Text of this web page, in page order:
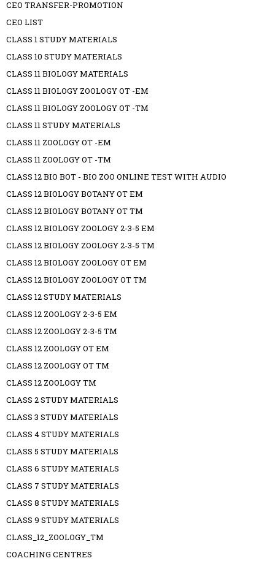
CEO TRANSFER-PROMOTION
CEO LIST
CLASS 1 STUDY MATERIALS
CLASS 10 STUDY MATERIALS
CLASS 11 BIOLOGY MATERIALS
CLASS 11 BIOLOGY ZOOLOGY OT -EM
CLASS 11 BIOLOGY ZOOLOGY OT -TM
CLASS 11 STUDY MATERIALS
CLASS 11 ZOOLOGY OT -EM
CLASS 11 ZOOLOGY OT -TM
CLASS 12 BIO BOT - BIO ZOO ONLINE TEST WITH AUDIO
CLASS 12 BIOLOGY BOTANY OT EM
CLASS 12 BIOLOGY BOTANY OT TM
CLASS 12 BIOLOGY ZOOLOGY 2-3-5 EM
CLASS 12 BIOLOGY ZOOLOGY 2-3-5 TM
CLASS 12 BIOLOGY ZOOLOGY OT EM
CLASS 12 BIOLOGY ZOOLOGY OT TM
CLASS 12 STUDY MATERIALS
CLASS 12 ZOOLOGY 2-3-5 EM
CLASS 12 ZOOLOGY 2-3-5 TM
CLASS 12 ZOOLOGY OT EM
CLASS 12 ZOOLOGY OT TM
CLASS 12 ZOOLOGY TM
CLASS 2 STUDY MATERIALS
CLASS 3 STUDY MATERIALS
CLASS 4 STUDY MATERIALS
CLASS 5 STUDY MATERIALS
CLASS 6 STUDY MATERIALS
CLASS 7 STUDY MATERIALS
CLASS 8 STUDY MATERIALS
CLASS 9 STUDY MATERIALS
CLASS_12_ZOOLOGY_TM
COACHING CENTRES